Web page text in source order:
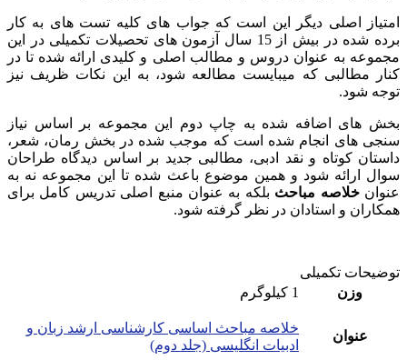
امتیاز اصلی دیگر این است که جواب های کلیه تست های به کار
برده شده در بیش از 15 سال آزمون های تحصیلات تکمیلی در این
مجموعه به عنوان دروس و مطالب اصلی و کلیدی ارائه شده تا در
کنار مطالبی که میبایست مطالعه شود، به این نکات ظریف نیز
توجه شود.
بخش های اضافه شده به چاپ دوم این مجموعه بر اساس نیاز
سنجی های انجام شده است که موجب شده در بخش رمان، شعر،
داستان کوتاه و نقد ادبی، مطالبی جدید بر اساس دیدگاه طراحان
سوال ارائه شود و همین موضوع باعث شده تا این مجموعه نه به
عنوانخلاصه مباحث بلکه به عنوان منبع اصلی تدریس کامل برای
همکاران و استادان در نظر گرفته شود.
توضیحات تکمیلی
وزن
1 کیلوگرم
عنوان
خلاصه مباحث اساسی کارشناسی ارشد زبان و
ادبیات انگلیسی (جلد دوم)